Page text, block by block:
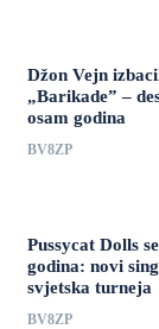
Džon Vejn
„Barikade” –
osam godina
BV8ZP
Pussycat Dolls
godina: novi
svjetska turneja
BV8ZP